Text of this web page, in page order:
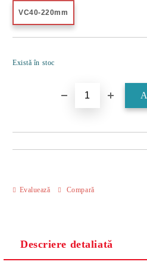
VC40-220mm
Există în stoc
Evaluează Compară
Descriere detaliată